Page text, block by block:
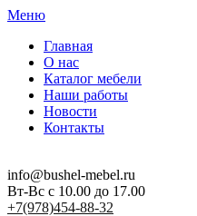
Меню
Главная
О нас
Каталог мебели
Наши работы
Новости
Контакты
info@bushel-mebel.ru
Вт-Вс c 10.00 до 17.00
+7(978)454-88-32